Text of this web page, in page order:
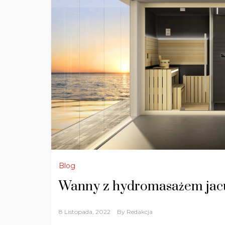
Blog
Wanny z hydromasażem
8 Listopada, 2022 By Redakcja